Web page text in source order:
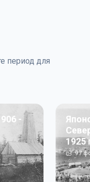
период для
-
1925
97